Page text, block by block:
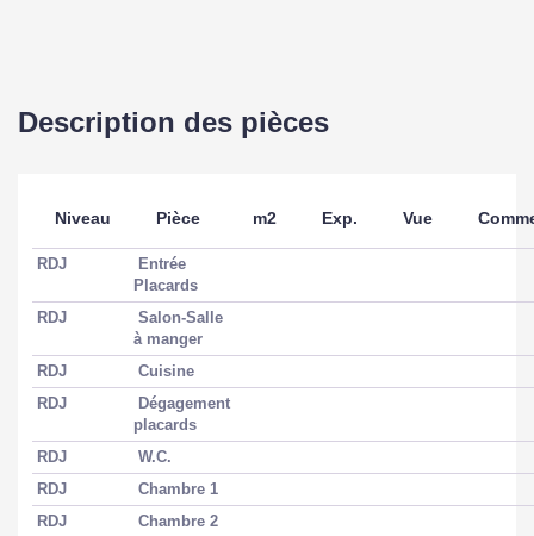
Jardin Oui
Année construction 1983
Forme Toiture Toit pente
Neuf - Ancien
Etat général
Etat extérieur
Description des pièces
Niveau Pièce m2 Exp. Vue
RDJ
Entrée
Placards
RDJ
Salon-Salle
à manger
RDJ
Cuisine
RDJ
Dégagement
placards
RDJ
W.C.
RDJ
Chambre 1
RDJ
Chambre 2